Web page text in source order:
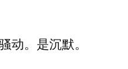
动。是沉默。